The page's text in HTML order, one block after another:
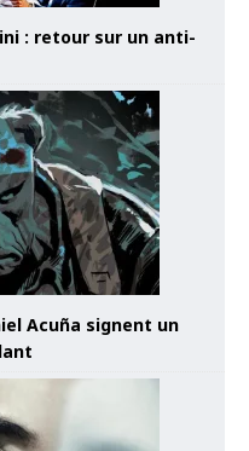
: retour sur un anti-
Acuña signent un